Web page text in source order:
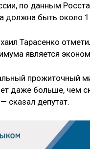
по данным
должна быть около
Тарасенко
является
прожиточный
даже больше, чем
сказал депутат.